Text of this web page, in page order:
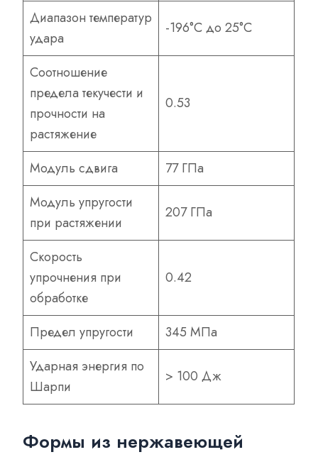
Диапазон температур
удара
-196°С до 25°С
Соотношение
предела текучести и
прочности на
растяжение
0.53
Модуль сдвига
77 ГПа
Модуль упругости
при растяжении
207 ГПа
Скорость
упрочнения при
обработке
0.42
Предел упругости
345 МПа
Ударная энергия по
Шарпи
> 100 Дж
Формы из нержавеющей